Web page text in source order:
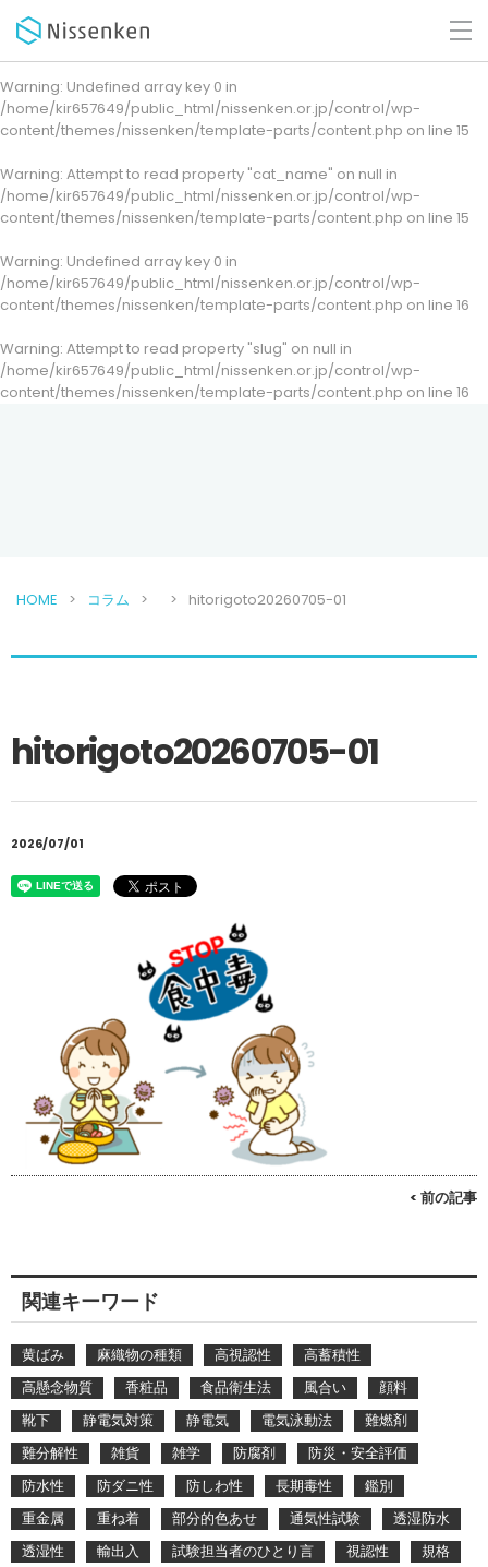
Warning: Undefined array key 0 in
/home/kir657649/public_html/nissenken.or.jp/control/wp-
content/themes/nissenken/template-parts/content.php on line 15
Warning: Attempt to read property "cat_name" on null in
/home/kir657649/public_html/nissenken.or.jp/control/wp-
content/themes/nissenken/template-parts/content.php on line 15
Warning: Undefined array key 0 in
/home/kir657649/public_html/nissenken.or.jp/control/wp-
content/themes/nissenken/template-parts/content.php on line 16
Warning: Attempt to read property "slug" on null in
/home/kir657649/public_html/nissenken.or.jp/control/wp-
content/themes/nissenken/template-parts/content.php on line 16
HOME コラム hitorigoto20260705-01
hitorigoto20260705-01
2026/07/01
< 前の記事
関連キーワード
黄ばみ 麻織物の種類 高視認性
高蓄積性
高懸念物質
香粧品 食品衛生法 風合い
顔料
靴下
静電気対策 静電気 電気泳動法
難燃剤
難分解性
雑貨 雑学 防腐剤
防災・安全評価
防水性
防ダニ性 防しわ性 長期毒性
鑑別
重金属
重ね着 部分的色あせ 通気性試験
透湿防水
透湿性
輸出入 試験担当者のひとり言 視認性
規格